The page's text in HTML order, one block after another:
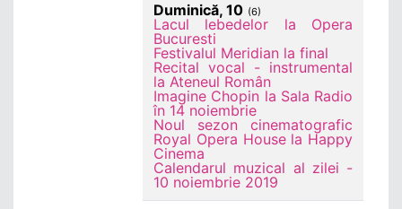
Duminică, 10 (6)
Lacul lebedelor la Opera
Bucuresti
Festivalul Meridian la final
Recital vocal - instrumental
la Ateneul Român
Imagine Chopin la Sala Radio
în 14 noiembrie
Noul sezon cinematografic
Royal Opera House la Happy
Cinema
Calendarul muzical al zilei -
10 noiembrie 2019